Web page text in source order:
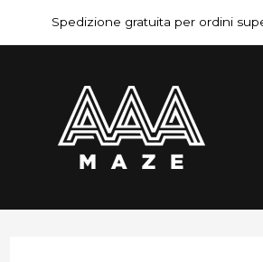
al
contenuto
Spedizione gratuita per ordini
Navigazione
articoli